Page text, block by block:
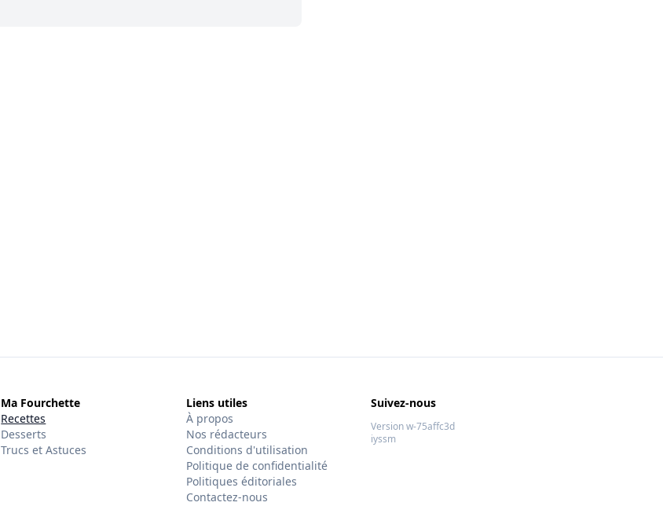
Ma Fourchette
Recettes
Desserts
Trucs et Astuces
Liens utiles
À propos
Nos rédacteurs
Conditions d'utilisation
Politique de confidentialité
Politiques éditoriales
Contactez-nous
Suivez-nous
Version w-75affc3d
iyssm